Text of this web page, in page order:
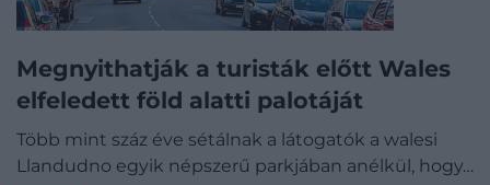
Megnyithatják a turisták előtt Wales
elfeledett föld alatti palotáját
Több mint száz éve sétálnak a látogatók a walesi
Llandudno egyik népszerű parkjában anélkül, hogy…